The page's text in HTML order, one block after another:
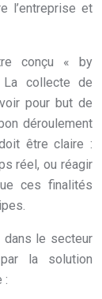
l’entreprise et
conçu « by
collecte de
pour but de
déroulement
être claire :
réel, ou réagir
ces finalités
dans le secteur
la solution
: